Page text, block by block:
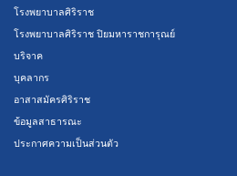
โรงพยาบาลศิริราช
โรงพยาบาลศิริราช ปิยมหาราชการุณย์
บริจาค
บุคลากร
อาสาสมัครศิริราช
ข้อมูลสาธารณะ
ประกาศความเป็นส่วนตัว